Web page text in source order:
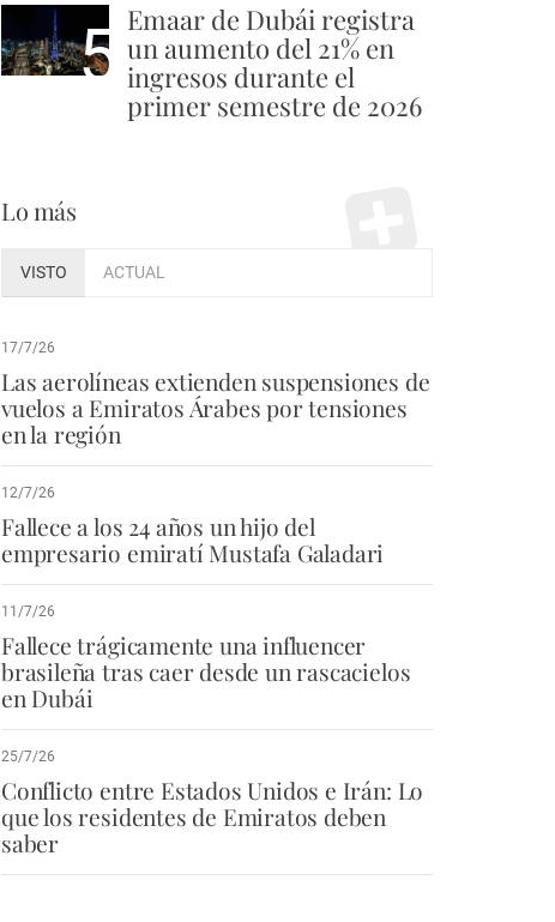
5 Emaar de Dubái registra
un aumento del 21% en
ingresos durante el
primer semestre de 2026
Lo más
VISTO ACTUAL
17/7/26
Las aerolíneas extienden suspensiones de
vuelos a Emiratos Árabes por tensiones
en la región
12/7/26
Fallece a los 24 años un hijo del
empresario emiratí Mustafa Galadari
11/7/26
Fallece trágicamente una influencer
brasileña tras caer desde un rascacielos
en Dubái
25/7/26
Conflicto entre Estados Unidos e Irán: Lo
que los residentes de Emiratos deben
saber